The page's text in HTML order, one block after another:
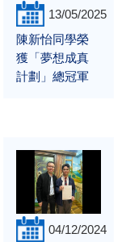
13/05/2025
陳新怡同學榮
獲「夢想成真
計劃」總冠軍
04/12/2024